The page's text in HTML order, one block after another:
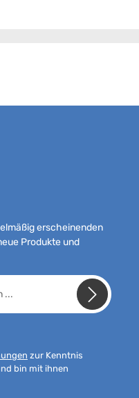
erscheinenden
Produkte und
zur Kenntnis
bin mit ihnen